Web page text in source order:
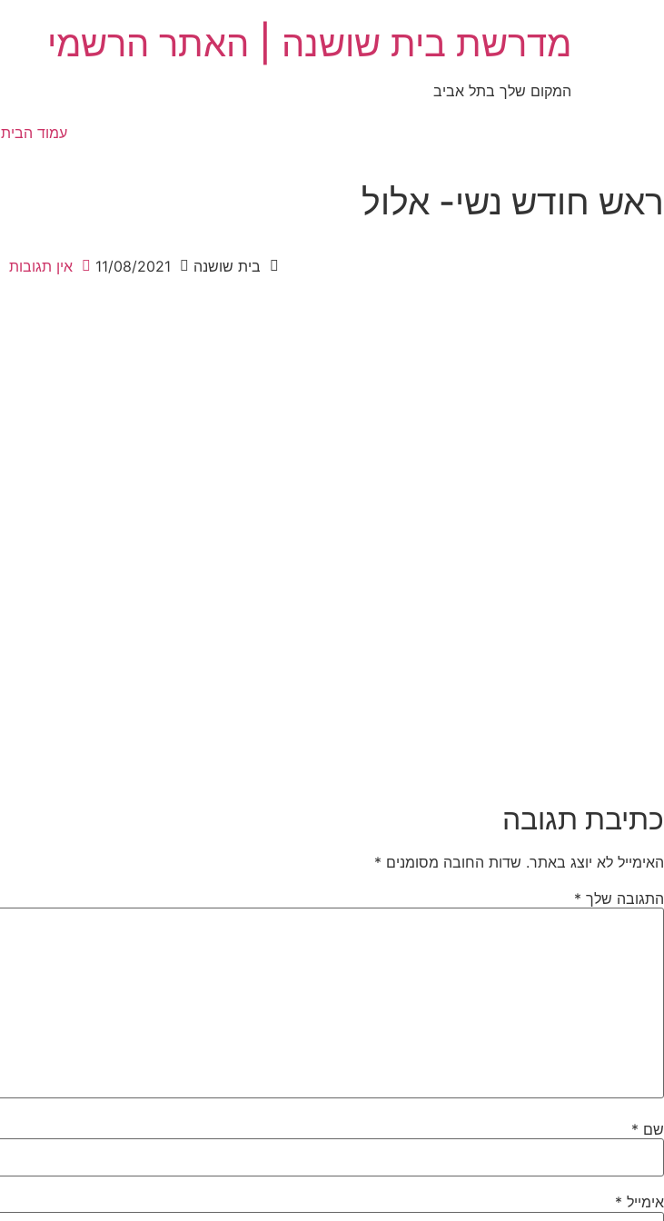
מדרשת בית שושנה | האתר הרשמי
המקום שלך בתל אביב
עמוד הבית
ראש חודש נשי- אלול
בית שושנה 11/08/2021 אין תגובות
כתיבת תגובה
האימייל לא יוצג באתר. שדות החובה מסומנים *
התגובה שלך *
שם *
אימייל *